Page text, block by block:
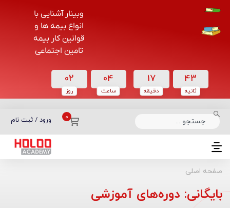
وبینار آشنایی با
انواع بیمه ها و
قوانین کار بیمه
تامین اجتماعی
02
روز
04
ساعت‌
17
دقیقه
42
ثانیه
ورود / ثبت نام
دسته بندی دوره‌ها
صفحه اصلی
بایگانی: دوره‌های آموزشی